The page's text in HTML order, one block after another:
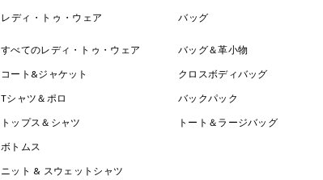
レディ・トゥ・ウェア
すべてのレディ・トゥ・ウェア
コート&ジャケット
Tシャツ＆ポロ
トップス＆シャツ
ボトムス
ニット & スウェットシャツ
バッグ
バッグ＆革小物
クロスボディバッグ
バックパック
トート＆ラージバッグ